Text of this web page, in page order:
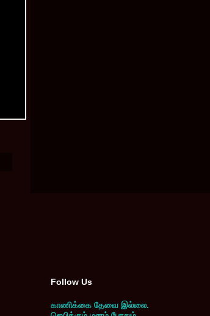
Follow Us
காணிக்கை தேவை இல்லை.